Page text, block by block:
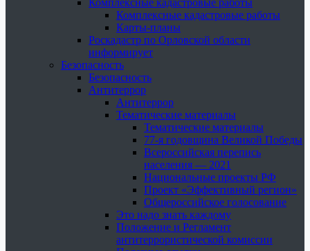
Комплексные кадастровые работы
Комплексные кадастровые работы
Карты-планы
Роскадастр по Орловской области
информирует
Безопасность
Безопасность
Антитеррор
Антитеррор
Тематические материалы
Тематические материалы
77-я годовщина Великой Победы
Всероссийская перепись
населения — 2021
Национальные проекты РФ
Проект «Эффективный регион»
Общероссийское голосование
Это надо знать каждому
Положение и Регламент
антитеррористической комиссии